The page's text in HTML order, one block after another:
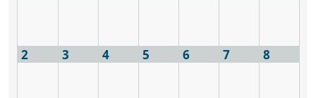
2 3 4 5 6 7 8